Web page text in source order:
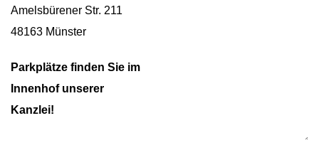
Amelsbürener Str. 211
48163 Münster
Parkplätze finden Sie im
Innenhof unserer
Kanzlei!